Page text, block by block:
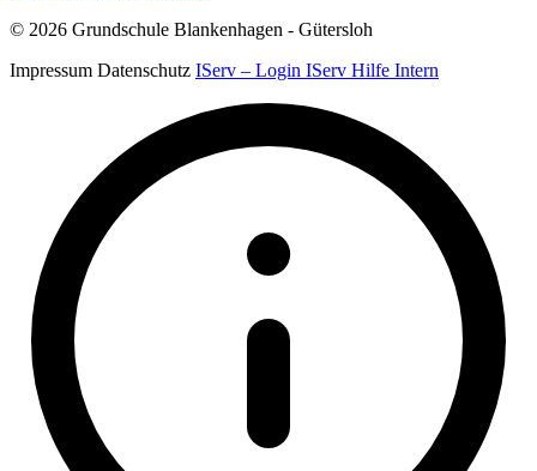
© 2026 Grundschule Blankenhagen - Gütersloh
Impressum Datenschutz IServ – Login IServ Hilfe Intern